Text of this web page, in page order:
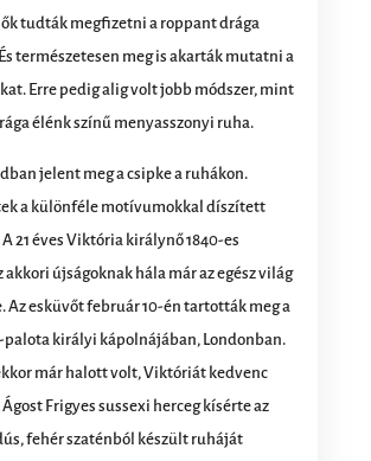
ők tudták megfizetni a roppant drága
természetesen meg is akarták mutatni a
Erre pedig alig volt jobb módszer, mint
élénk színű menyasszonyi ruha.
jelent meg a csipke a ruhákon.
a különféle motívumokkal díszített
21 éves Viktória királynő 1840-es
akkori újságoknak hála már az egész világ
Az esküvőt február 10-én tartották meg a
palota királyi kápolnájában, Londonban.
már halott volt, Viktóriát kedvenc
Frigyes sussexi herceg kísérte az
fehér szaténból készült ruháját